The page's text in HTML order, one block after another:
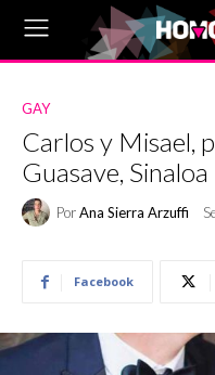
GAY
Carlos y Misael,
Guasave, Sinaloa
PorAna Sierra Arzuffi
Facebook